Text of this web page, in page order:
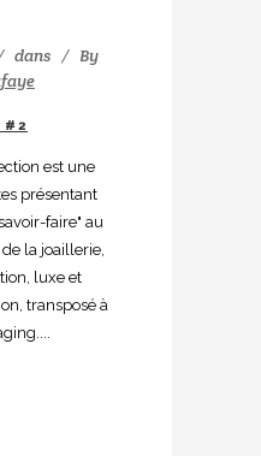
dans
By
#2
est une
présentant
faire" au
la joaillerie,
luxe et
transposé à